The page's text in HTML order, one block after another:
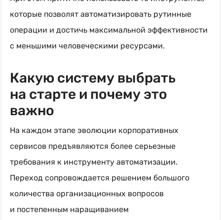
которые позволят автоматизировать рутинные
операции и достичь максимальной эффективности
с меньшими человеческими ресурсами.
Какую систему выбрать
на старте и почему это
важно
На каждом этапе эволюции корпоративных
сервисов предъявляются более серьезные
требования к инструменту автоматизации.
Переход сопровождается решением большого
количества организационных вопросов
и постепенным наращиванием